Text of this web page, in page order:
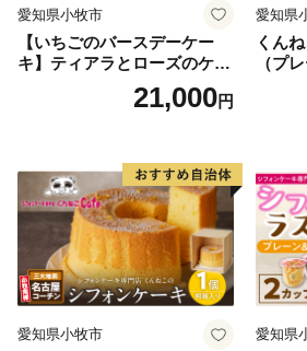
愛知県小牧市
【いちごのバースデーケー
キ】ティアラとローズのケー
キ スイーツ デザート 洋菓
子 お取り寄せ 愛知県 小牧市
レーション ホールケーキ 日
時指定可
21,000円
愛知県
くん
（プ
愛知県小牧市 愛知県